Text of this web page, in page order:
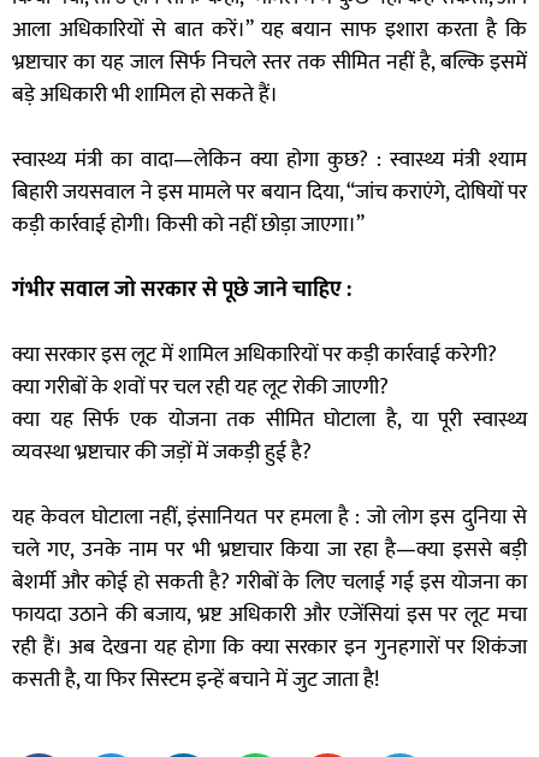
आला अधिकारियों से बात करें।” यह बयान साफ इशारा करता है कि
भ्रष्टाचार का यह जाल सिर्फ निचले स्तर तक सीमित नहीं है, बल्कि इसमें
बड़े अधिकारी भी शामिल हो सकते हैं।
स्वास्थ्य मंत्री का वादा—लेकिन क्या होगा कुछ? : स्वास्थ्य मंत्री श्याम
बिहारी जयसवाल ने इस मामले पर बयान दिया, “जांच कराएंगे, दोषियों पर
कड़ी कार्रवाई होगी। किसी को नहीं छोड़ा जाएगा।”
गंभीर सवाल जो सरकार से पूछे जाने चाहिए :
क्या सरकार इस लूट में शामिल अधिकारियों पर कड़ी कार्रवाई करेगी?
क्या गरीबों के शवों पर चल रही यह लूट रोकी जाएगी?
क्या यह सिर्फ एक योजना तक सीमित घोटाला है, या पूरी स्वास्थ्य
व्यवस्था भ्रष्टाचार की जड़ों में जकड़ी हुई है?
यह केवल घोटाला नहीं, इंसानियत पर हमला है : जो लोग इस दुनिया से
चले गए, उनके नाम पर भी भ्रष्टाचार किया जा रहा है—क्या इससे बड़ी
बेशर्मी और कोई हो सकती है? गरीबों के लिए चलाई गई इस योजना का
फायदा उठाने की बजाय, भ्रष्ट अधिकारी और एजेंसियां इस पर लूट मचा
रही हैं। अब देखना यह होगा कि क्या सरकार इन गुनहगारों पर शिकंजा
कसती है, या फिर सिस्टम इन्हें बचाने में जुट जाता है!